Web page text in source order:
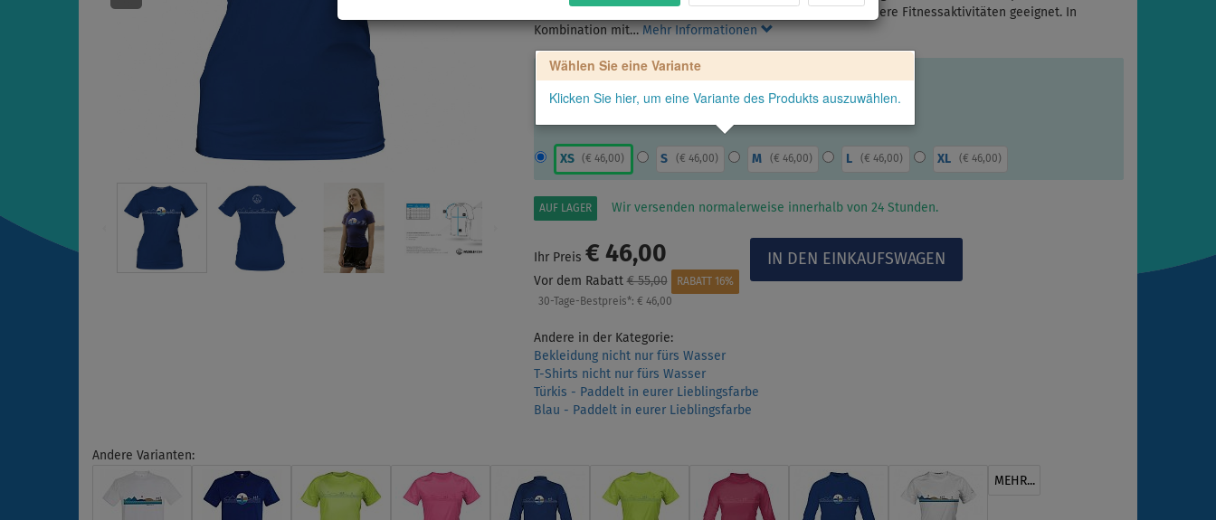
Raglanärmeln, nicht nur zum Paddeln, sondern auch für andere Fitnessaktivitäten geeignet. In
Kombination mit… Mehr Informationen
Wählen Sie eine Variante
Klicken Sie hier, um eine Variante des Produkts auszuwählen.
XS (€ 46,00) S (€ 46,00) M (€ 46,00) L (€ 46,00) XL (€ 46,00)
AUF LAGER Wir versenden normalerweise innerhalb von 24 Stunden.
Ihr Preis € 46,00
Vor dem Rabatt€ 55,00
RABATT 16%
30-Tage-Bestpreis*:€ 46,00
Andere in der Kategorie:
Bekleidung nicht nur fürs Wasser
T-Shirts nicht nur fürs Wasser
Türkis - Paddelt in eurer Lieblingsfarbe
Blau - Paddelt in eurer Lieblingsfarbe
Andere Varianten:
MEHR...